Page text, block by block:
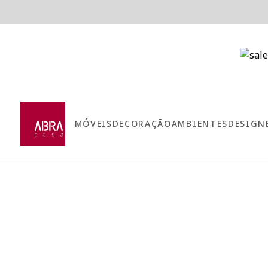
MÓVEISDECORAÇÃOAMBIENTES